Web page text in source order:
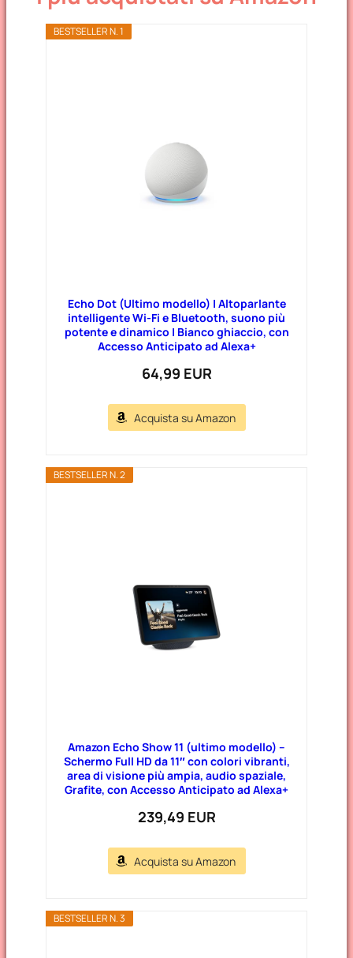
BESTSELLER N. 1
Echo Dot (Ultimo modello) | Altoparlante
intelligente Wi-Fi e Bluetooth, suono più
potente e dinamico | Bianco ghiaccio, con
Accesso Anticipato ad Alexa+
64,99 EUR
Acquista su Amazon
BESTSELLER N. 2
Amazon Echo Show 11 (ultimo modello) –
Schermo Full HD da 11″ con colori vibranti,
area di visione più ampia, audio spaziale,
Grafite, con Accesso Anticipato ad Alexa+
239,49 EUR
Acquista su Amazon
BESTSELLER N. 3